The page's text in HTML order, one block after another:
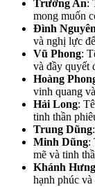
Trường An:
mong muốn
Đình
và nghị lực
Vũ Phong:
và đầy quyết
Hoàng
vinh quang
Hải Long:
tinh thần
Trung Dũng
Minh Dũng:
mẽ và tinh
Khánh Hưng
hạnh phúc